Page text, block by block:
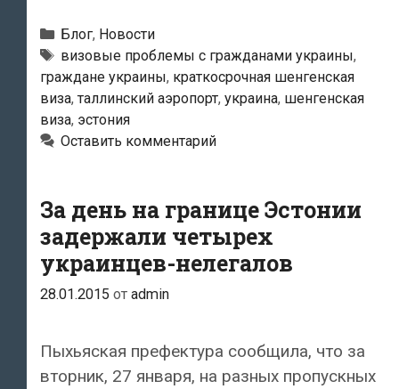
не
пустили
в
Эстонию
Рубрики
Блог, Новости
Метки
визовые проблемы с гражданами украины,
граждане украины, краткосрочная шенгенская
виза,таллинский аэропорт, украина, шенгенская
виза, эстония
Оставить комментарий
За день на границе Эстонии
задержали четырех
украинцев-нелегалов
28.01.2015 от admin
Пыхьяская префектура сообщила, что за
вторник, 27 января, на разных пропускных